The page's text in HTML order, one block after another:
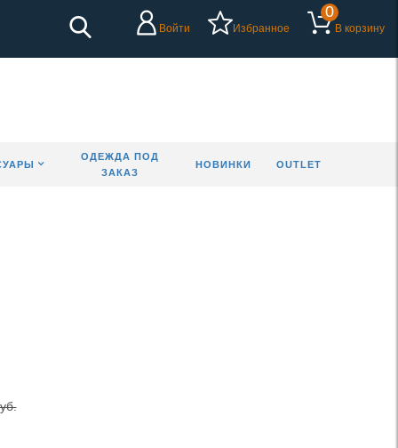
Войти Избранное
0
В корзину
ОДЕЖДА ПОД
ЗАКАЗ
НОВИНКИ OUTLET